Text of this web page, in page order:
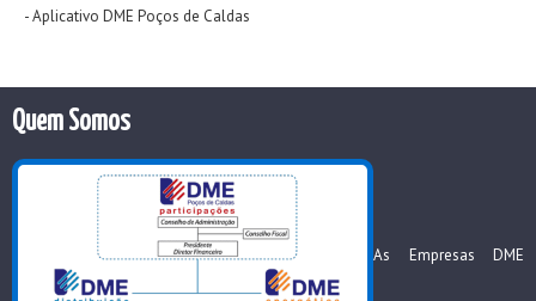
- Aplicativo DME Poços de Caldas
Quem Somos
As Empresas DME